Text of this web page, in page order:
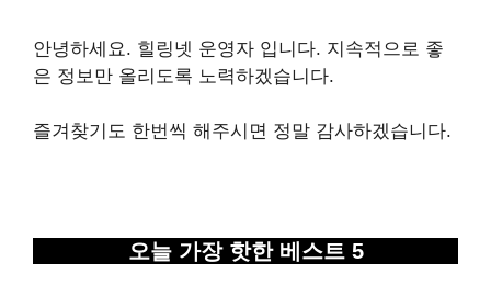
안녕하세요. 힐링넷 운영자 입니다. 지속적으로 좋
은 정보만 올리도록 노력하겠습니다.
즐겨찾기도 한번씩 해주시면 정말 감사하겠습니다.
오늘 가장 핫한 베스트 5